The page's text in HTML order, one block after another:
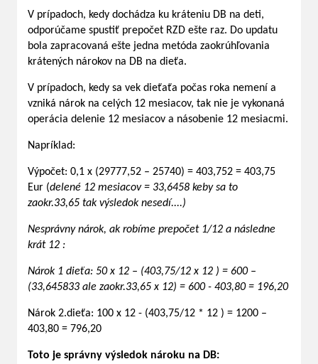
V prípadoch, kedy dochádza ku kráteniu DB na deti,
odporúčame spustiť prepočet RZD ešte raz. Do updatu
bola zapracovaná ešte jedna metóda zaokrúhľovania
krátených nárokov na DB na dieťa.
V prípadoch, kedy sa vek dieťaťa počas roka nemení a
vzniká nárok na celých 12 mesiacov, tak nie je vykonaná
operácia delenie 12 mesiacov a násobenie 12 mesiacmi.
Napríklad:
Výpočet: 0,1 x (29777,52 – 25740) = 403,752 = 403,75
Eur (delené 12 mesiacov = 33,6458 keby sa to
zaokr.33,65 tak výsledok nesedí....)
Nesprávny nárok, ak robíme prepočet 1/12 a následne
krát 12 :
Nárok 1 dieťa: 50 x 12 – (403,75/12 x 12 ) = 600 –
(33,645833 ale zaokr.33,65 x 12) = 600 - 403,80 = 196,20
Nárok 2.dieťa: 100 x 12 - (403,75/12 * 12 ) = 1200 –
403,80 = 796,20
Toto je správny výsledok nároku na DB: